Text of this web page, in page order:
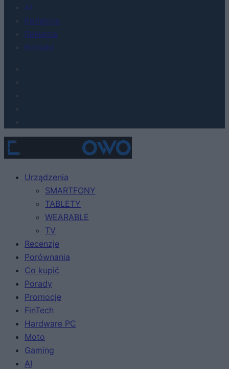
AI
Redakcja
Reklama
Kontakt
Urządzenia
SMARTFONY
TABLETY
WEARABLE
TV
Recenzje
Porównania
Co kupić
Porady
Promocje
FinTech
Hardware PC
Moto
Gaming
AI